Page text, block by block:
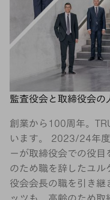
監査役会と取締役会の
創業から100周年。
います。 2023/24年
ーが取締役会での役
のため職を辞したユ
役会会長の職を引き継